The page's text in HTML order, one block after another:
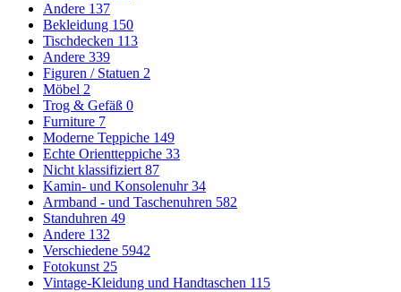
Andere 137
Bekleidung 150
Tischdecken 113
Andere 339
Figuren / Statuen 2
Möbel 2
Trog & Gefäß 0
Furniture 7
Moderne Teppiche 149
Echte Orientteppiche 33
Nicht klassifiziert 87
Kamin- und Konsolenuhr34
Armband - und Taschenuhren 582
Standuhren 49
Andere 132
Verschiedene 5942
Fotokunst 25
Vintage-Kleidung und Handtaschen 115